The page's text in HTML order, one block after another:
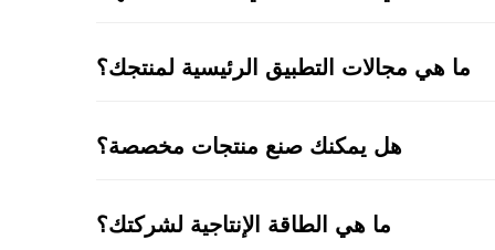
ما هي مجالات التطبيق الرئيسية لمنتجك؟
هل يمكنك صنع منتجات مخصصة؟
ما هي الطاقة الإنتاجية لشركتك؟